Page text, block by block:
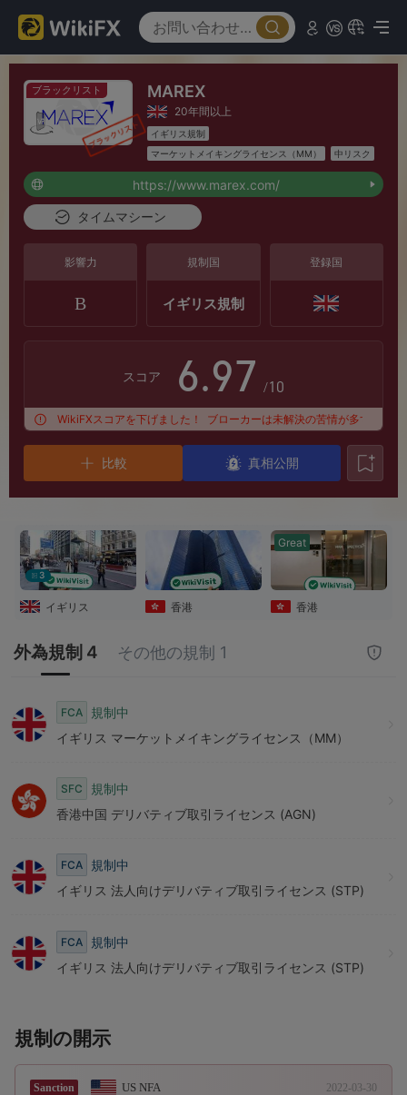
ブラックリスト MAREX
20年間以上
イギリス規制
マーケットメイキングライセンス（MM）
中リスク
https://www.marex.com/
タイムマシーン
影響力
B
規制国
イギリス規制
登録国
スコア
0
1
2
3
4
5
6
7
8
9
.
3
4
5
7
8
9
1
3
6
7
8
9
/10
ため、WikiFXスコアを下げました！ ブローカーは未解決の苦情が多すぎるた
比較 真相公開
3
イギリス 香港
Great
香港
外為規制 4 その他の規制 1
FCA
規制中
イギリス マーケットメイキングライセンス（MM）
SFC
規制中
香港中国 デリバティブ取引ライセンス (AGN)
FCA
規制中
イギリス 法人向けデリバティブ取引ライセンス (STP)
FCA
規制中
イギリス 法人向けデリバティブ取引ライセンス (STP)
規制の開示
Sanction US NFA 2022-03-30